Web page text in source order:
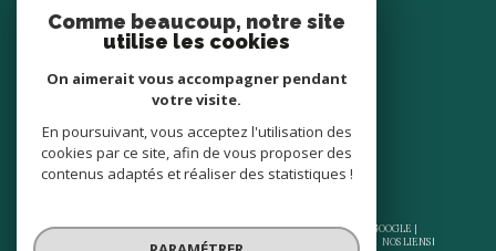
ADHÉRONS
© 2026 | TOUS DROITS RÉSERVÉS | TRADUCTION POWERED BY GOOGLE |
PLAN DU SITE ADMIN
NOS LIENS
Comme beaucoup, notre site
utilise les cookies
On aimerait vous accompagner pendant
votre visite.
En poursuivant, vous acceptez l'utilisation des
cookies par ce site, afin de vous proposer des
contenus adaptés et réaliser des statistiques !